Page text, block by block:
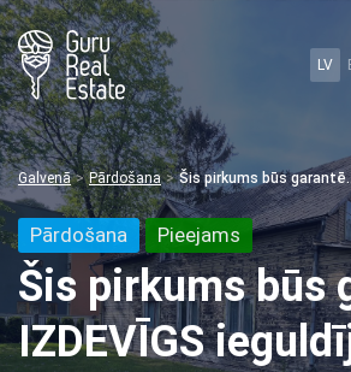
LV
Galvenā Pārdošana Šis pirkums
Pārdošana Pieejams
Šis pirkums būs
IZDEVĪGS